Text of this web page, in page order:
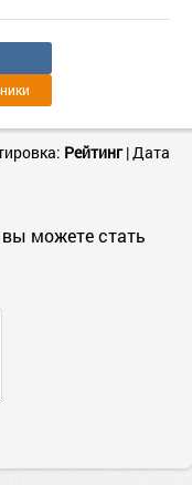
Рейтинг|Дата
вы можете стать